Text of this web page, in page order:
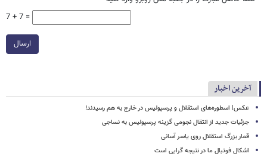
7 + 7 =
ارسال
آخرین اخبار
عکس| اسطوره‌های استقلال و پرسپولیس در خارج به هم رسیدند!
جزئیات جدید از انتقال نجومی گزینه پرسپولیس به نساجی
قمار بزرگ استقلال روی یاسر آسانی
اشکال فوتبال ما در نتیجه گرایی است